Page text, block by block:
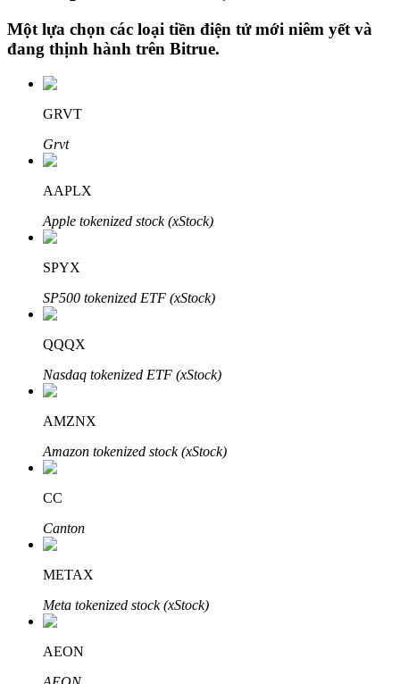
Đầu tư cố định và quản lý tài chính
Tận hưởng việc quản lý tài chính hiện tại và thu nhập lâu dài
Staking 101
Tìm hiểu về kiếm thu nhập thụ động
Bitrue
Đối tác Bitrue
Một lựa chọn các loại tiền điện tử mới niêm yết và
đang thịnh hành trên Bitrue.
GRVT
Grvt
AAPLX
Apple tokenized stock (xStock)
SPYX
SP500 tokenized ETF (xStock)
QQQX
Nasdaq tokenized ETF (xStock)
AMZNX
Amazon tokenized stock (xStock)
CC
Canton
METAX
Meta tokenized stock (xStock)
AEON